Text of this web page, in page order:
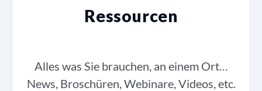
Ressourcen
Alles was Sie brauchen, an einem Ort…
News, Broschüren, Webinare, Videos, etc.